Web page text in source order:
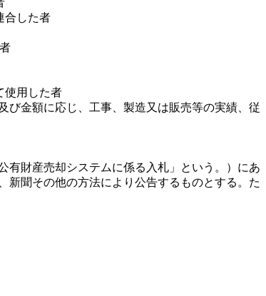
合した者
使用した者
金額に応じ、工事、製造又は販売等の実績、従
財産売却システムに係る入札」という。）にあ
新聞その他の方法により公告するものとする。た